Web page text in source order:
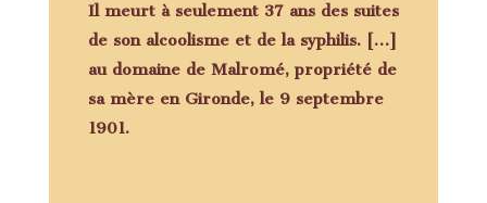
Il meurt à seulement 37 ans des suites
de son alcoolisme et de la syphilis. […]
au domaine de Malromé, propriété de
sa mère en Gironde, le 9 septembre
1901.